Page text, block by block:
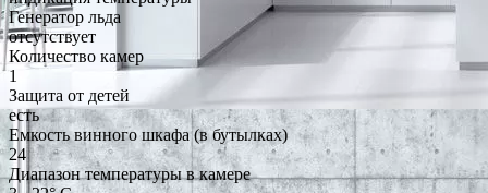
Генератор льда
отсутствует
Количество камер
1
Защита от детей
есть
Емкость винного шкафа (в бутылках)
24
Диапазон температуры в камере